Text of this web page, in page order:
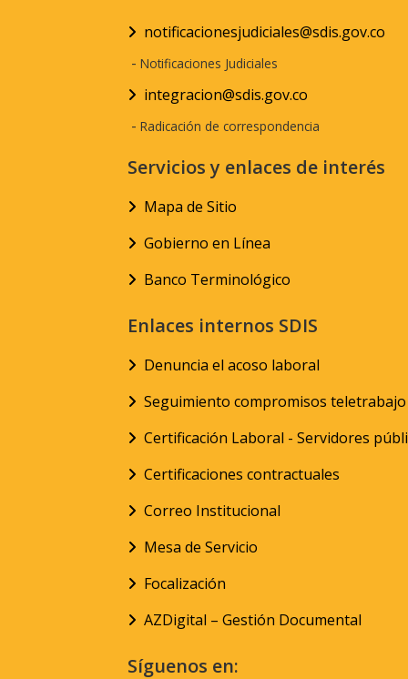
notificacionesjudiciales@sdis.gov.co
- Notificaciones Judiciales
integracion@sdis.gov.co
- Radicación de correspondencia
Servicios y enlaces de interés
Mapa de Sitio
Gobierno en Línea
Banco Terminológico
Enlaces internos SDIS
Denuncia el acoso laboral
Seguimiento compromisos teletrabajo
Certificación Laboral - Servidores
Certificaciones contractuales
Correo Institucional
Mesa de Servicio
Focalización
AZDigital – Gestión Documental
Síguenos en: